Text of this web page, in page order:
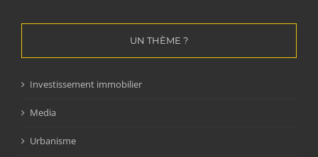
UN THÈME ?
Investissement immobilier
Media
Urbanisme